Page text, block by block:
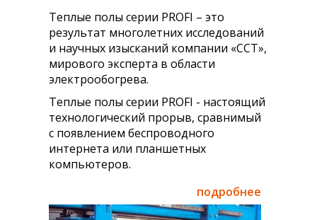
Теплые полы серии PROFI – это
результат многолетних исследований
и научных изысканий компании «ССТ»,
мирового эксперта в области
электрообогрева.
Теплые полы серии PROFI - настоящий
технологический прорыв, сравнимый
с появлением беспроводного
интернета или планшетных
компьютеров.
подробнее